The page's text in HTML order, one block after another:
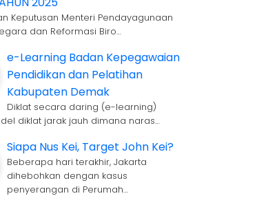
Keputusan Menteri Pendayagunaan
dan Reformasi Biro…
e-Learning Badan Kepegawaian
Pendidikan dan Pelatihan
Kabupaten Demak
Diklat secara daring (e-learning)
diklat jarak jauh dimana naras…
Siapa Nus Kei, Target John Kei?
Beberapa hari terakhir, Jakarta
dihebohkan dengan kasus
penyerangan di Perumah…